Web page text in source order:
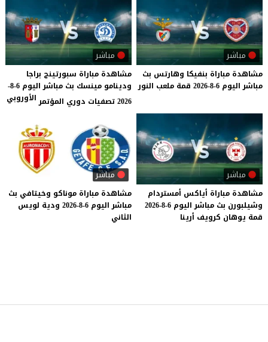
مباشر
مشاهدة مباراة بنفيكا وهارتس بث
مباشر اليوم 6-8-2026 قمة ملعب النور
مباشر
مشاهدة مباراة سبورتينج براجا
ودينامو مينسك بث مباشر اليوم 6-8-
2026 تصفيات دوري المؤتمر
الأوروبي
مباشر
مشاهدة مباراة أياكس أمستردام
وشيلبورن بث مباشر اليوم 6-8-2026
قمة يوهان كرويف أرينا
مباشر
مشاهدة مباراة موناكو وخيتافي بث
مباشر اليوم 6-8-2026 ودية لويس
الثاني